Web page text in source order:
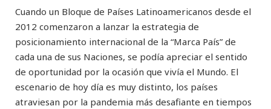
Cuando un Bloque de Países Latinoamericanos desde el
2012 comenzaron a lanzar la estrategia de
posicionamiento internacional de la “Marca País” de
cada una de sus Naciones, se podía apreciar el sentido
de oportunidad por la ocasión que vivía el Mundo. El
escenario de hoy día es muy distinto, los países
atraviesan por la pandemia más desafiante en tiempos